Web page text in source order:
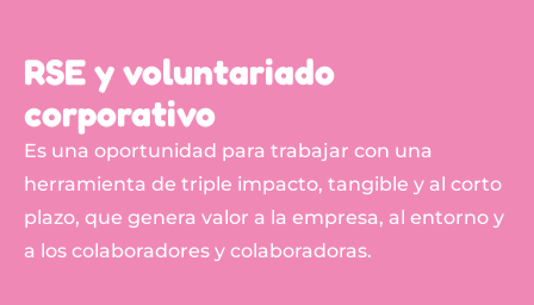
RSE y voluntariado
corporativo
Es una oportunidad para trabajar con una
herramienta de triple impacto, tangible y al corto
plazo, que genera valor a la empresa, al entorno y
a los colaboradores y colaboradoras.